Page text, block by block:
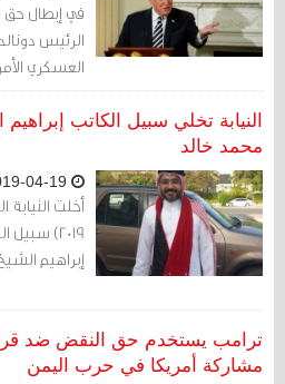
في إبطال حق
الرئيس
العسكري
في حرب
الأبيضالنيابة تخلي سبيل الكاتب
محمد خالد
2019)
إبراهيم
ترامب يستخدم حق النقض ضد
مشاركة أمريكا في حرب اليمن